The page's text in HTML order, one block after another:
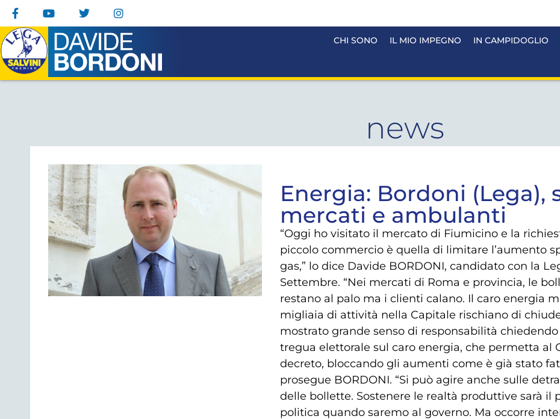
CHI SONO IL MIO IMPEGNO IN CAMPIDOGLIO
news
Energia: Bordoni (Lega),
mercati e ambulanti
“Oggi ho visitato il mercato di Fiumicino e la
piccolo commercio è quella di limitare l’aumento
gas,” lo dice Davide BORDONI, candidato con la
Settembre. “Nei mercati di Roma e provincia, le
restano al palo ma i clienti calano. Il caro energia
migliaia di attività nella Capitale rischiano di
mostrato grande senso di responsabilità
tregua elettorale sul caro energia, che permetta al
decreto, bloccando gli aumenti come è già stato
prosegue BORDONI. “Si può agire anche sulle
delle bollette. Sostenere le realtà produttive sarà il
politica quando saremo al governo. Ma occorre